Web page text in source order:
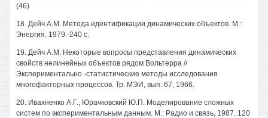
(46)
18. Дейч A.M. Метода идентификации динамических объектов. М.:
Энергия. 1979.-240 с.
19. Дейч A.M. Некоторые вопросы представления динамических
свойств нелинейных объектов рядом Вольтерра //
Экспериментально -статистические методы исследования
многофакторных процессов. Тр. МЭИ, вып. 67, 1966.
20. Ивахненко А.Г., Юрачковский Ю.П. Моделирование сложных
систем по экспериментальным данным. М.: Радио и связь, 1987. 120